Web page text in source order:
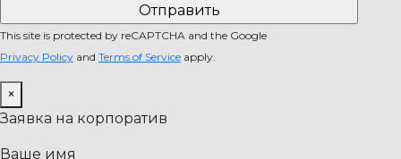
This site is protected by reCAPTCHA and the Google
Privacy Policy and Terms of Service apply.
×
Заявка на корпоратив
Ваше имя